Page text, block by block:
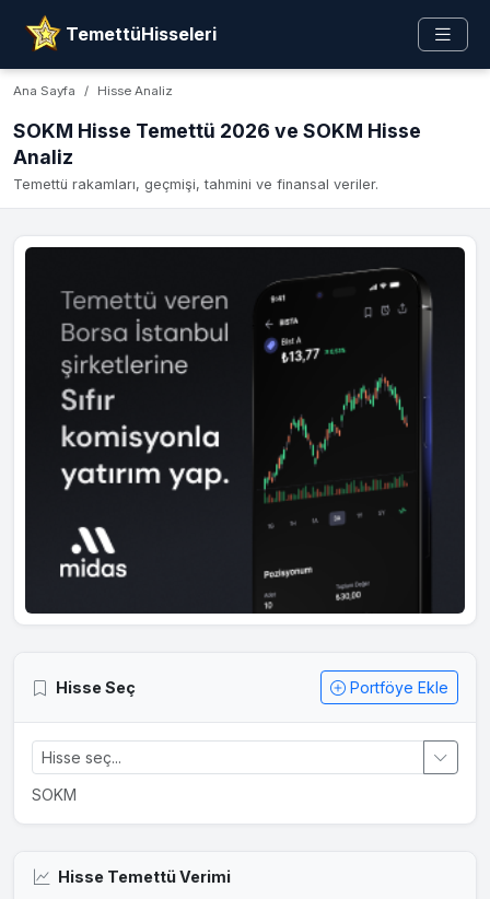
TemettüHisseleri
Ana Sayfa Hisse Analiz
SOKM Hisse Temettü 2026 ve SOKM Hisse
Analiz
Temettü rakamları, geçmişi, tahmini ve finansal veriler.
Hisse Seç Portföye Ekle
SOKM
Hisse Temettü Verimi